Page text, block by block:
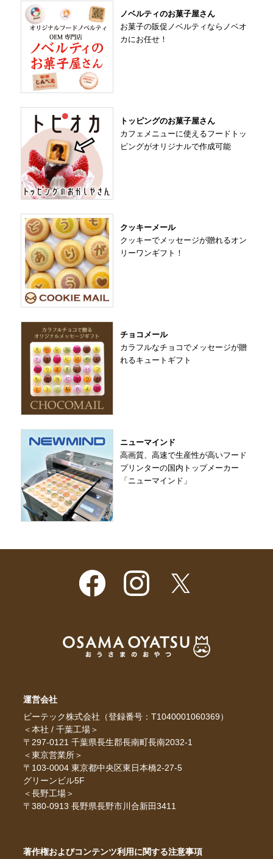
ノベルティのお菓子屋さん
お菓子の販促ノベルティならノベオ
カにお任せ！
トッピングのお菓子屋さん
カフェメニューに使えるフードトッ
ピングがオリジナルで作成可能
クッキーメール
クッキーでメッセージが贈れるオン
リーワンギフト！
チョコメール
カラフルなチョコでメッセージが贈
れるキュートギフト
ニューマインド
高画質、高速で生産性が高いフード
プリンターの国内トップメーカー
「ニューマインド」
運営会社
ビーテック株式会社（登録番号：T1040001060369）
＜本社 / 千葉工場＞
〒297-0121 千葉県長生郡長南町長南2032-1
＜東京営業所＞
〒103-0004 東京都中央区東日本橋2-27-5
グリーンビル5F
＜長野工場＞
〒380-0913 長野県長野市川合新田3411
著作権およびコンテンツ利用に関する注意事項